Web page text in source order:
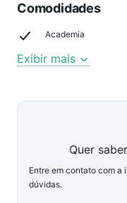
Comodidades
Academia
Exibir mais
Quer
Entre em contato com a
dúvidas.